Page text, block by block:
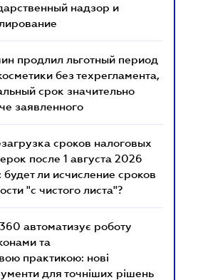
надзор и
продлил льготный период
без техрегламента,
срок значительно
заявленного
сроков налоговых
после 1 августа 2026
будет ли исчисление сроков
"с чистого листа"?
автоматизує роботу
та
практикою: нові
для точніших рішень